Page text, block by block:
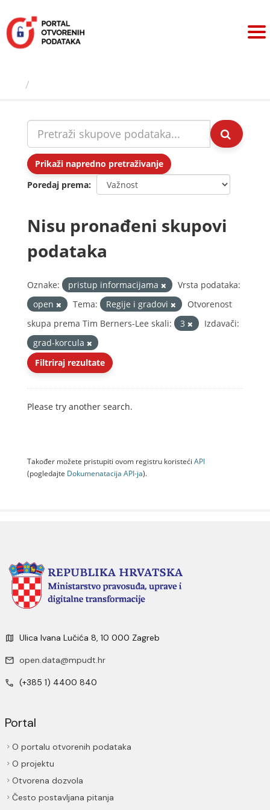
sadržaj
Prikaži napredno pretraživanje
Poredaj prema
Nisu pronađeni skupovi
podataka
Oznake: pristup informacijama
Vrsta podataka:
open
Tema: Regije i gradovi
Otvorenost
skupa prema Tim Berners-Lee skali:
3
Izdavači:
grad-korcula
Filtriraj rezultate
Please try another search.
Također možete pristupiti ovom registru koristeći API
(pogledajte Dokumenаtаcijа API-jа).